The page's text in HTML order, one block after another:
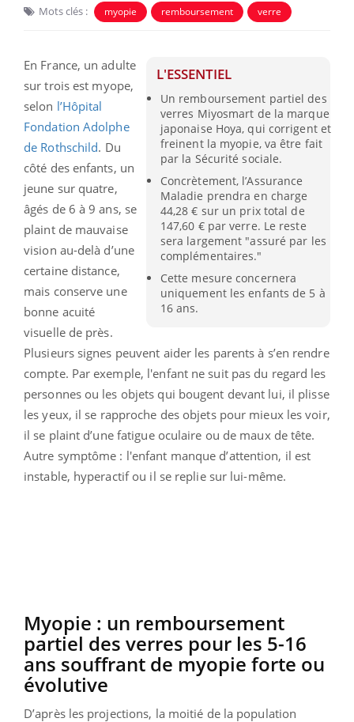
Mots clés : myopie remboursement verre
L'ESSENTIEL
Un remboursement partiel des
verres Miyosmart de la marque
japonaise Hoya, qui corrigent et
freinent la myopie, va être fait
par la Sécurité sociale.
Concrètement, l’Assurance
Maladie prendra en charge
44,28 € sur un prix total de
147,60 € par verre. Le reste
sera largement "assuré par les
complémentaires."
Cette mesure concernera
uniquement les enfants de 5 à
16 ans.
En France, un adulte
sur trois est myope,
selon l’Hôpital
Fondation Adolphe
de Rothschild. Du
côté des enfants, un
jeune sur quatre,
âgés de 6 à 9 ans, se
plaint de mauvaise
vision au-delà d’une
certaine distance,
mais conserve une
bonne acuité
visuelle de près.
Plusieurs signes peuvent aider les parents à s’en rendre
compte. Par exemple, l'enfant ne suit pas du regard les
personnes ou les objets qui bougent devant lui, il plisse
les yeux, il se rapproche des objets pour mieux les voir,
il se plaint d’une fatigue oculaire ou de maux de tête.
Autre symptôme : l'enfant manque d’attention, il est
instable, hyperactif ou il se replie sur lui-même.
Myopie : un remboursement
partiel des verres pour les 5-16
ans souffrant de myopie forte ou
évolutive
D’après les projections, la moitié de la population